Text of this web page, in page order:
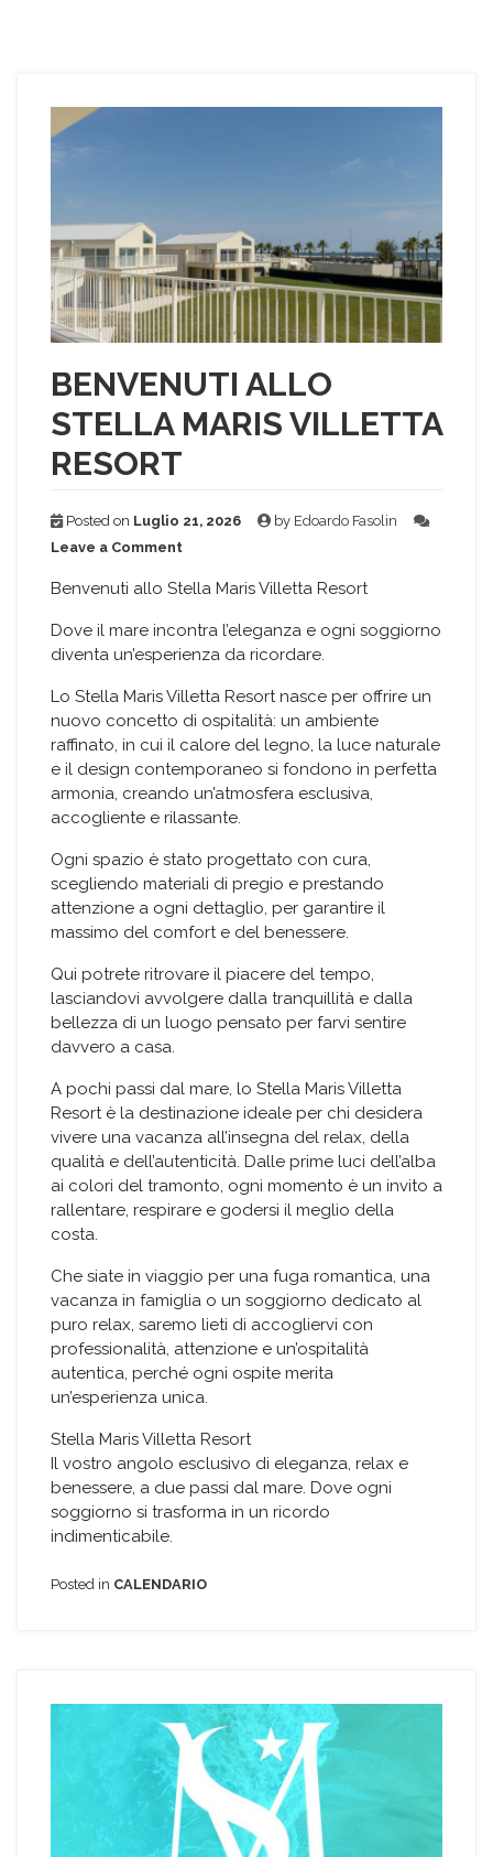
BENVENUTI ALLO
STELLA MARIS VILLETTA
RESORT
Posted on Luglio 21, 2026 by Edoardo Fasolin
Leave a Comment
ALLO
MARIS
VILLETTA
Benvenuti allo Stella Maris Villetta Resort
Dove il mare incontra l’eleganza e ogni soggiorno
diventa un’esperienza da ricordare.
Lo Stella Maris Villetta Resort nasce per offrire un
nuovo concetto di ospitalità: un ambiente
raffinato, in cui il calore del legno, la luce naturale
e il design contemporaneo si fondono in perfetta
armonia, creando un’atmosfera esclusiva,
accogliente e rilassante.
Ogni spazio è stato progettato con cura,
scegliendo materiali di pregio e prestando
attenzione a ogni dettaglio, per garantire il
massimo del comfort e del benessere.
Qui potrete ritrovare il piacere del tempo,
lasciandovi avvolgere dalla tranquillità e dalla
bellezza di un luogo pensato per farvi sentire
davvero a casa.
A pochi passi dal mare, lo Stella Maris Villetta
Resort è la destinazione ideale per chi desidera
vivere una vacanza all’insegna del relax, della
qualità e dell’autenticità. Dalle prime luci dell’alba
ai colori del tramonto, ogni momento è un invito a
rallentare, respirare e godersi il meglio della
costa.
Che siate in viaggio per una fuga romantica, una
vacanza in famiglia o un soggiorno dedicato al
puro relax, saremo lieti di accogliervi con
professionalità, attenzione e un’ospitalità
autentica, perché ogni ospite merita
un’esperienza unica.
Stella Maris Villetta Resort
Il vostro angolo esclusivo di eleganza, relax e
benessere, a due passi dal mare. Dove ogni
soggiorno si trasforma in un ricordo
indimenticabile.
Posted in CALENDARIO